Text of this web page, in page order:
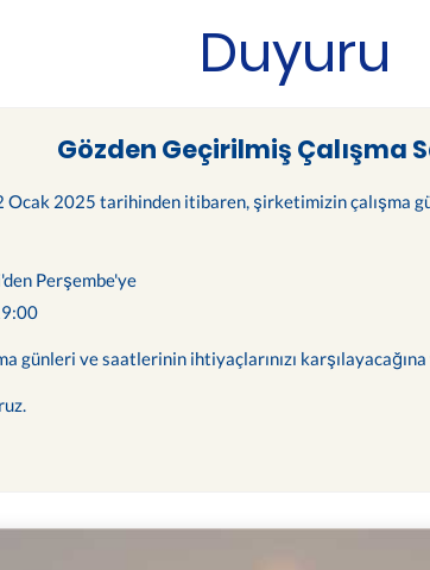
Duyuru
Gözden Geçirilmiş Çalışma
Ocak 2025 tarihinden itibaren, şirketimizin çalışma
Perşembe'ye
günleri ve saatlerinin ihtiyaçlarınızı